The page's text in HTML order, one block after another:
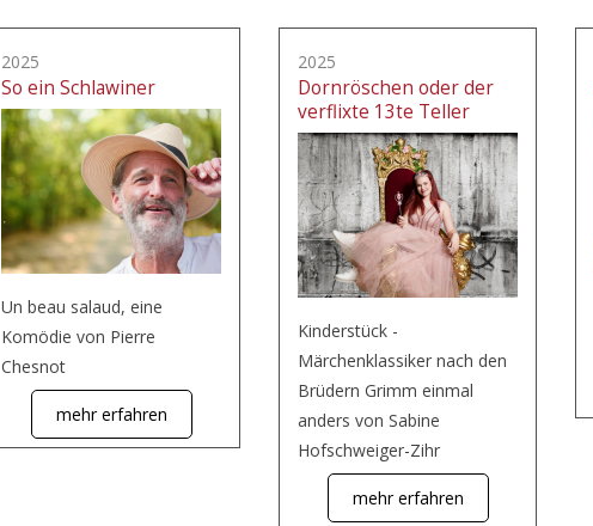
2025
So ein Schlawiner
Un beau salaud, eine
Komödie von Pierre
Chesnot
mehr erfahren
2025
Dornröschen oder der
verflixte 13te Teller
Kinderstück -
Märchenklassiker nach den
Brüdern Grimm einmal
anders von Sabine
Hofschweiger-Zihr
mehr erfahren